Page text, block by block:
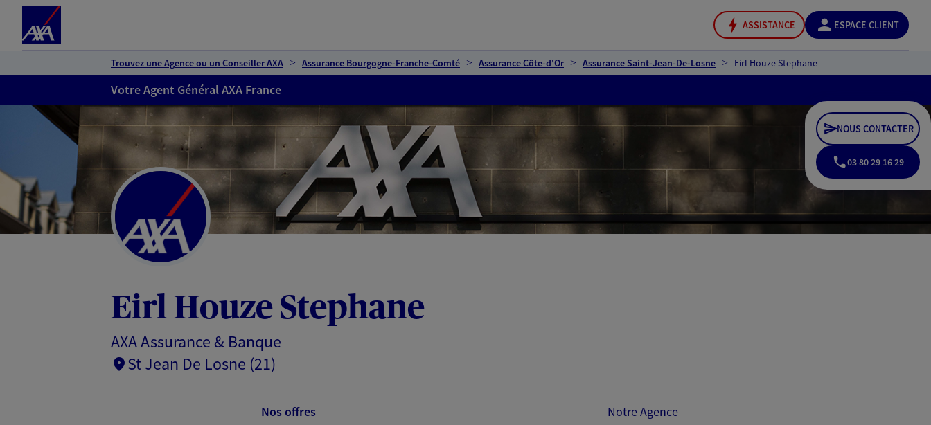
ASSISTANCE ESPACE CLIENT
Trouvez une Agence ou un Conseiller AXA Assurance Bourgogne-Franche-Comté Assurance Côte-d'Or Assurance Saint-Jean-De-Losne Eirl Houze Stephane
Votre Agent Général AXA France
Eirl Houze Stephane
AXA Assurance & Banque
St Jean De Losne (21)
NOUS CONTACTER
03 80 29 16 29
Nos offres Notre Agence